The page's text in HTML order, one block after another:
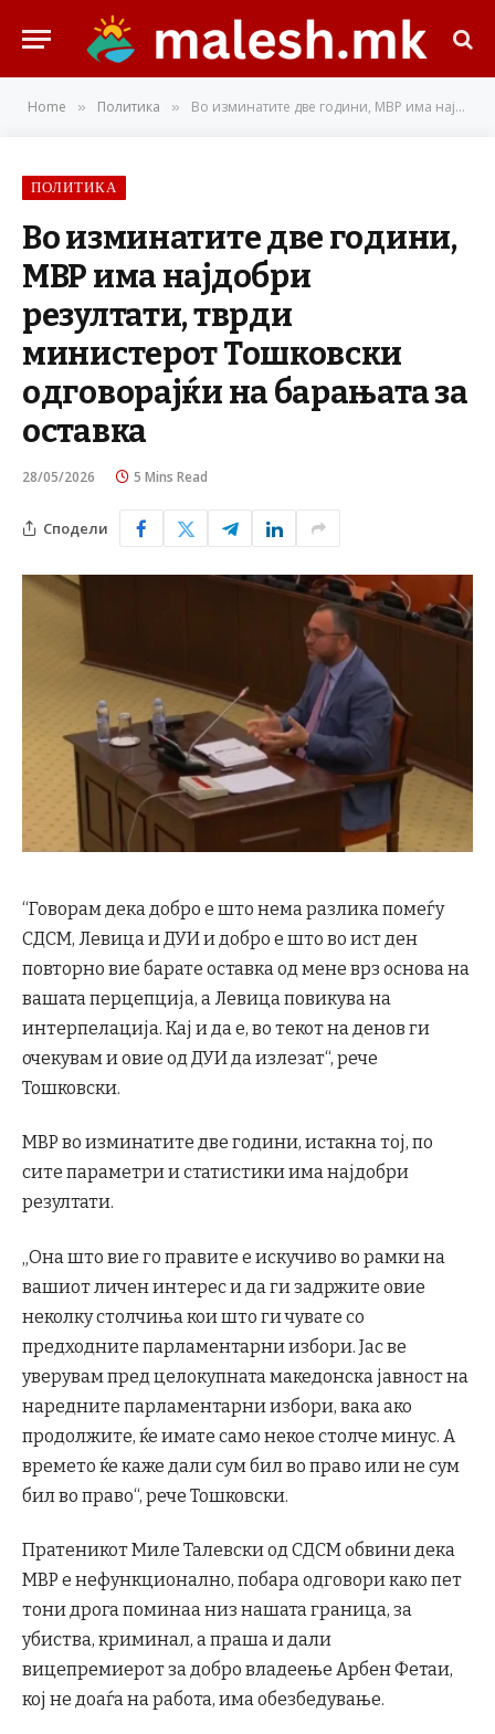
Home » Политика » Во изминатите две години, МВР има најдобри резултати, тврди министерот Тошковски одговорајќи на барањата за оставка
ПОЛИТИКА
Во изминатите две години,
МВР има најдобри
резултати, тврди
министерот Тошковски
одговорајќи на барањата за
оставка
28/05/2026 5 Mins Read
Сподели
“Говорам дека добро е што нема разлика помеѓу
СДСМ, Левица и ДУИ и добро е што во ист ден
повторно вие барате оставка од мене врз основа на
вашата перцепција, а Левица повикува на
интерпелација. Кај и да е, во текот на денов ги
очекувам и овие од ДУИ да излезат“, рече
Тошковски.
МВР во изминатите две години, истакна тој, по
сите параметри и статистики има најдобри
резултати.
„Она што вие го правите е искучиво во рамки на
вашиот личен интерес и да ги задржите овие
неколку столчиња кои што ги чувате со
предходните парламентарни избори. Јас ве
уверувам пред целокупната македонска јавност на
наредните парламентарни избори, вака ако
продолжите, ќе имате само некое столче минус. А
времето ќе каже дали сум бил во право или не сум
бил во право“, рече Тошковски.
Пратеникот Миле Талевски од СДСМ обвини дека
МВР е нефункционално, побара одговори како пет
тони дрога поминаа низ нашата граница, за
убиства, криминал, а праша и дали
вицепремиерот за добро владеење Арбен Фетаи,
кој не доаѓа на работа, има обезбедување.